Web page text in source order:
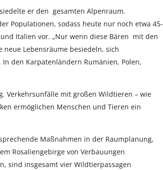
er den gesamten Alpenraum.
Populationen, sodass heute nur noch etwa 45-
Italien vor. „Nur wenn diese Bären mit den
Lebensräume besiedeln, sich
den Karpatenländern Rumänien, Polen,
Verkehrsunfälle mit großen Wildtieren – wie
ermöglichen Menschen und Tieren ein
Maßnahmen in der Raumplanung,
Rosaliengebirge von Verbauungen
sind insgesamt vier Wildtierpassagen